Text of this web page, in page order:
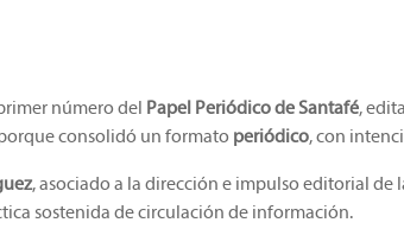
número del Papel Periódico de Santafé,
consolidó un formato periódico, con
, asociado a la dirección e impulso editorial
sostenida de circulación de información.